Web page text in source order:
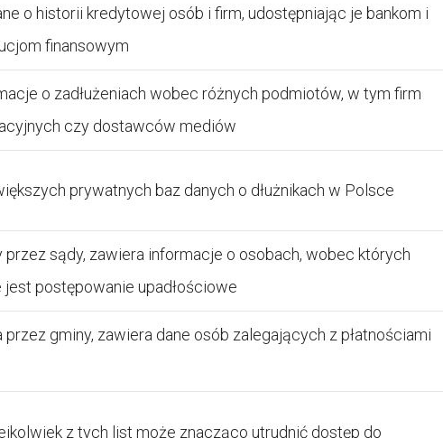
o historii kredytowej osób i firm, udostępniając je bankom i
finansowym
o zadłużeniach wobec różnych podmiotów, w tym firm
czy dostawców mediów
prywatnych baz danych o dłużnikach w Polsce
przez sądy, zawiera informacje o osobach, wobec których
postępowanie upadłościowe
przez gminy, zawiera dane osób zalegających z płatnościami
z tych list może znacząco utrudnić dostęp do